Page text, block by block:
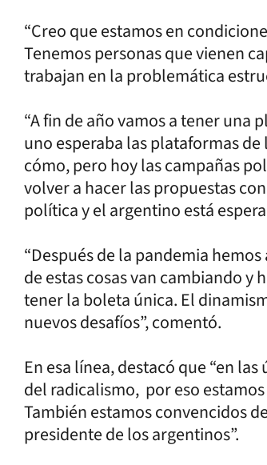
“Creo que estamos en
Tenemos personas que vienen
trabajan en la problemática
“A fin de año vamos a tener una
uno esperaba las plataformas
cómo, pero hoy las campañas
volver a hacer las propuestas
política y el argentino está
“Después de la pandemia
de estas cosas van cambiando
tener la boleta única. El
nuevos desafíos”, comentó.
En esa línea, destacó que “en
del radicalismo, por eso
También estamos convencidos
presidente de los argentinos”.